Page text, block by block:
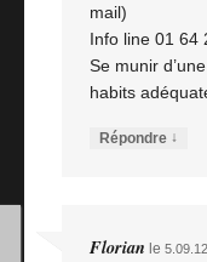
mail)
Info line 01 64
Se munir
habits
Répondre ↓
Florian le 5.09.12